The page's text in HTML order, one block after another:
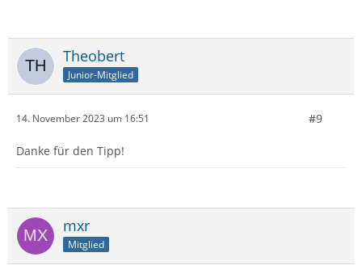
Theobert
Junior-Mitglied
14. November 2023 um 16:51 #9
Danke für den Tipp!
mxr
Mitglied